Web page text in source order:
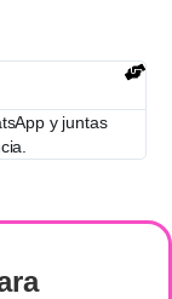
y juntas